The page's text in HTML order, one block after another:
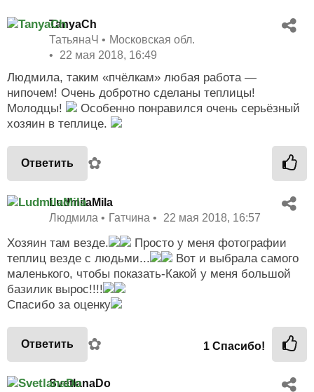
TanyaCh
ТатьянаЧ
Московская обл.
22 мая 2018, 16:49
Людмила, таким «пчёлкам» любая работа —
нипочем! Очень добротно сделаны теплицы!
Молодцы!
Особенно понравился очень серьёзный
хозяин в теплице.
Ответить ✿
LudmilaMila
Людмила
Гатчина 22 мая 2018, 16:57
Хозяин там везде.
Просто у меня фотографии
теплиц везде с людьми...
Вот и выбрала самого
маленького, чтобы показать-Какой у меня большой
базилик вырос!!!!
Спасибо за оценку
Ответить ✿ 1 Спасибо!
SvetlanaDo